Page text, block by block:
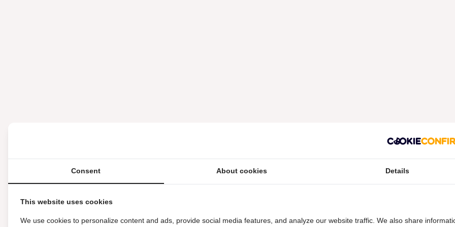
Consent About cookies Details
This website uses cookies
We use cookies to personalize content and ads, provide social media features, and analyze our website traffic. We also share